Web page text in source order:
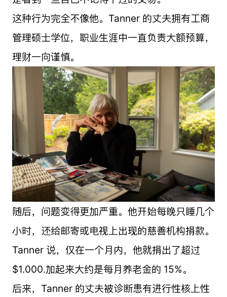
这种行为完全不像他。Tanner 的丈夫拥有工商
管理硕士学位，职业生涯中一直负责大额预算，
理财一向谨慎。
随后，问题变得更加严重。他开始每晚只睡几个
小时，还给邮寄或电视上出现的慈善机构捐款。
Tanner 说，仅在一个月内，他就捐出了超过
$1.000.加起来大约是每月养老金的 15%。
后来，Tanner 的丈夫被诊断患有进行性核上性